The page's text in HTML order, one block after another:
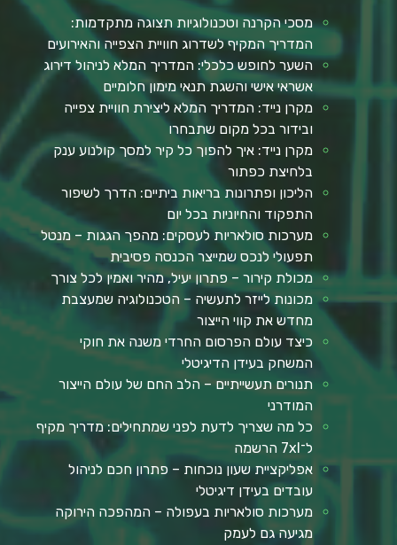
מסכי הקרנה וטכנולוגיות תצוגה מתקדמות:
המדריך המקיף לשדרוג חוויית הצפייה והאירועים
השער לחופש כלכלי: המדריך המלא לניהול דירוג
אשראי אישי והשגת תנאי מימון חלומיים
מקרן נייד: המדריך המלא ליצירת חוויית צפייה
ובידור בכל מקום שתבחרו
מקרן נייד: איך להפוך כל קיר למסך קולנוע ענק
בלחיצת כפתור
הליכון ופתרונות בריאות ביתיים: הדרך לשיפור
התפקוד והחיוניות בכל יום
מערכות סולאריות לעסקים: מהפך הגגות – מנטל
תפעולי לנכס שמייצר הכנסה פסיבית
מכולת קירור – פתרון יעיל, מהיר ואמין לכל צורך
מכונות לייזר לתעשיה – הטכנולוגיה שמעצבת
מחדש את קווי הייצור
כיצד עולם הפרסום החרדי משנה את חוקי
המשחק בעידן הדיגיטלי
תנורים תעשייתיים – הלב החם של עולם הייצור
המודרני
כל מה שצריך לדעת לפני שמתחילים: מדריך מקיף
ל־7xl הרשמה
אפליקציית שעון נוכחות – פתרון חכם לניהול
עובדים בעידן דיגיטלי
מערכות סולאריות בעפולה – המהפכה הירוקה
מגיעה גם לעמק